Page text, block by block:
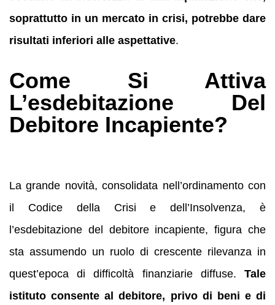
soprattutto in un mercato in crisi, potrebbe dare
risultati inferiori alle aspettative.
Come Si Attiva
L’esdebitazione Del
Debitore Incapiente?
La grande novità, consolidata nell’ordinamento con
il Codice della Crisi e dell’Insolvenza, è
l’esdebitazione del debitore incapiente, figura che
sta assumendo un ruolo di crescente rilevanza in
quest’epoca di difficoltà finanziarie diffuse. Tale
istituto consente al debitore, privo di beni e di